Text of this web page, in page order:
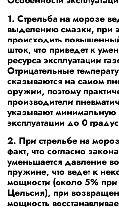
1. Стрельба на морозе
выделению смазки, при
происходить
шток, что приведет к
ресурса эксплуатации
Отрицательные
сказываются на самом
оружии, поэтому
производители
указывают минимальную
эксплуатации до 0
2. При стрельбе на
факт, что согласно
уменьшается давление
пружине, что ведет к
мощности (около 5% при
Цельсия), при
мощность